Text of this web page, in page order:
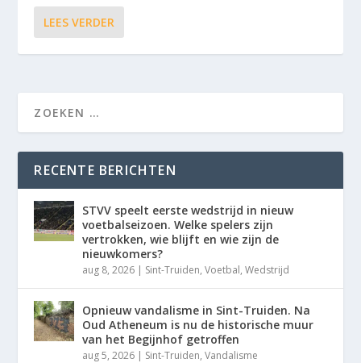
LEES VERDER
RECENTE BERICHTEN
STVV speelt eerste wedstrijd in nieuw
voetbalseizoen. Welke spelers zijn
vertrokken, wie blijft en wie zijn de
nieuwkomers?
aug 8, 2026 | Sint-Truiden,Voetbal,Wedstrijd
Opnieuw vandalisme in Sint-Truiden. Na
Oud Atheneum is nu de historische muur
van het Begijnhof getroffen
aug 5, 2026 | Sint-Truiden,Vandalisme